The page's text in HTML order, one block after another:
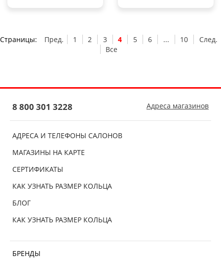
Страницы: Пред. 1 2 3 4 5 6 ... 10
След.
Все
АДРЕСА И ТЕЛЕФОНЫ САЛОНОВ
МАГАЗИНЫ НА КАРТЕ
СЕРТИФИКАТЫ
КАК УЗНАТЬ РАЗМЕР КОЛЬЦА
БЛОГ
КАК УЗНАТЬ РАЗМЕР КОЛЬЦА
БРЕНДЫ
8 800 301 3228 Адреса магазинов